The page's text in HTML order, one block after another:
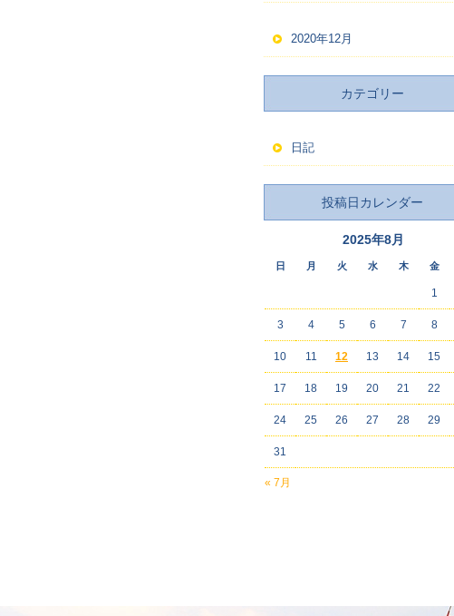
2020年12月
カテゴリー
日記
投稿日カレンダー
2025年8月
日 月 火 水 木 金
« 7月
1
3 4 5 6 7 8
10 11 12 13 14 15
17 18 19 20 21 22
24 25 26 27 28 29
31